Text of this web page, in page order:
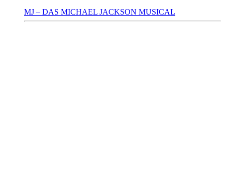
MJ – DAS MICHAEL JACKSON MUSICAL